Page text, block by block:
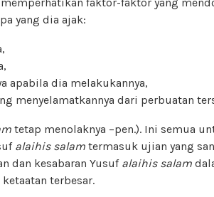
yang dia ajak:
apabila dia melakukannya,
menyelamatkannya dari perbuatan
tetap menolaknya –pen.). Ini semua
alaihis salam termasuk ujian yang
dan kesabaran Yusuf alaihis salam
terbesar.